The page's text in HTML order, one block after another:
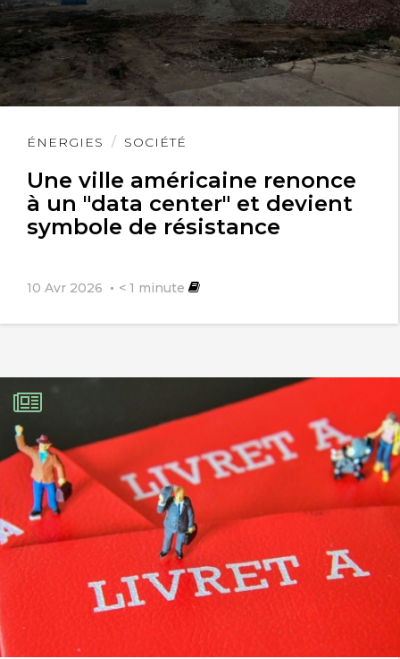
ÉNERGIES SOCIÉTÉ
Une ville américaine renonce
à un "data center" et devient
symbole de résistance
10 Avr 2026 < 1 minute
Lire